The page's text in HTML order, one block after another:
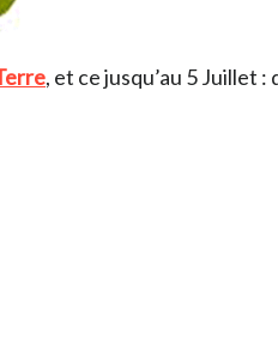
, et ce jusqu’au 5 Juillet